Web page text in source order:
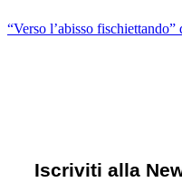
“Verso l’abisso fischiettando”
Iscriviti alla